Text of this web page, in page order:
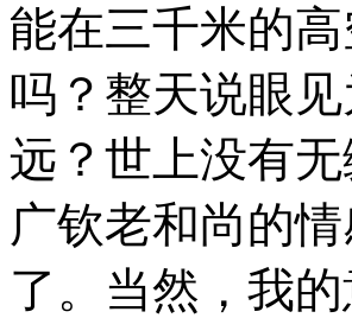
能在三千米的
吗？整天说眼
远？世上没有
广钦老和尚的
了。当然，我